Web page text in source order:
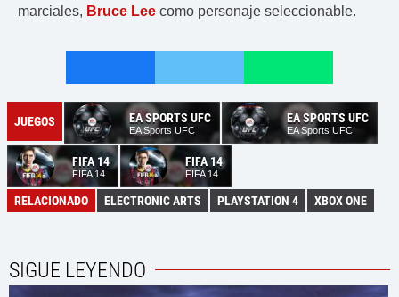
marciales, Bruce Lee como personaje seleccionable.
JUEGOS EA SPORTS UFC
EA Sports UFC
EA SPORTS UFC
EA Sports UFC
FIFA 14
FIFA 14
FIFA 14
FIFA 14
RELACIONADO ELECTRONIC ARTS PLAYSTATION 4 XBOX ONE
SIGUE LEYENDO